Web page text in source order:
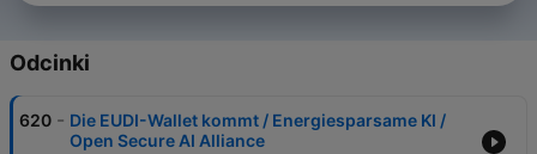
Odcinki
620 - Die EUDI-Wallet kommt / Energiesparsame KI /
Open Secure AI Alliance